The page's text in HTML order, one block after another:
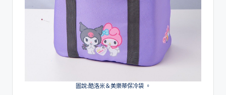
圖說:酷洛米＆美樂蒂保冷袋 。